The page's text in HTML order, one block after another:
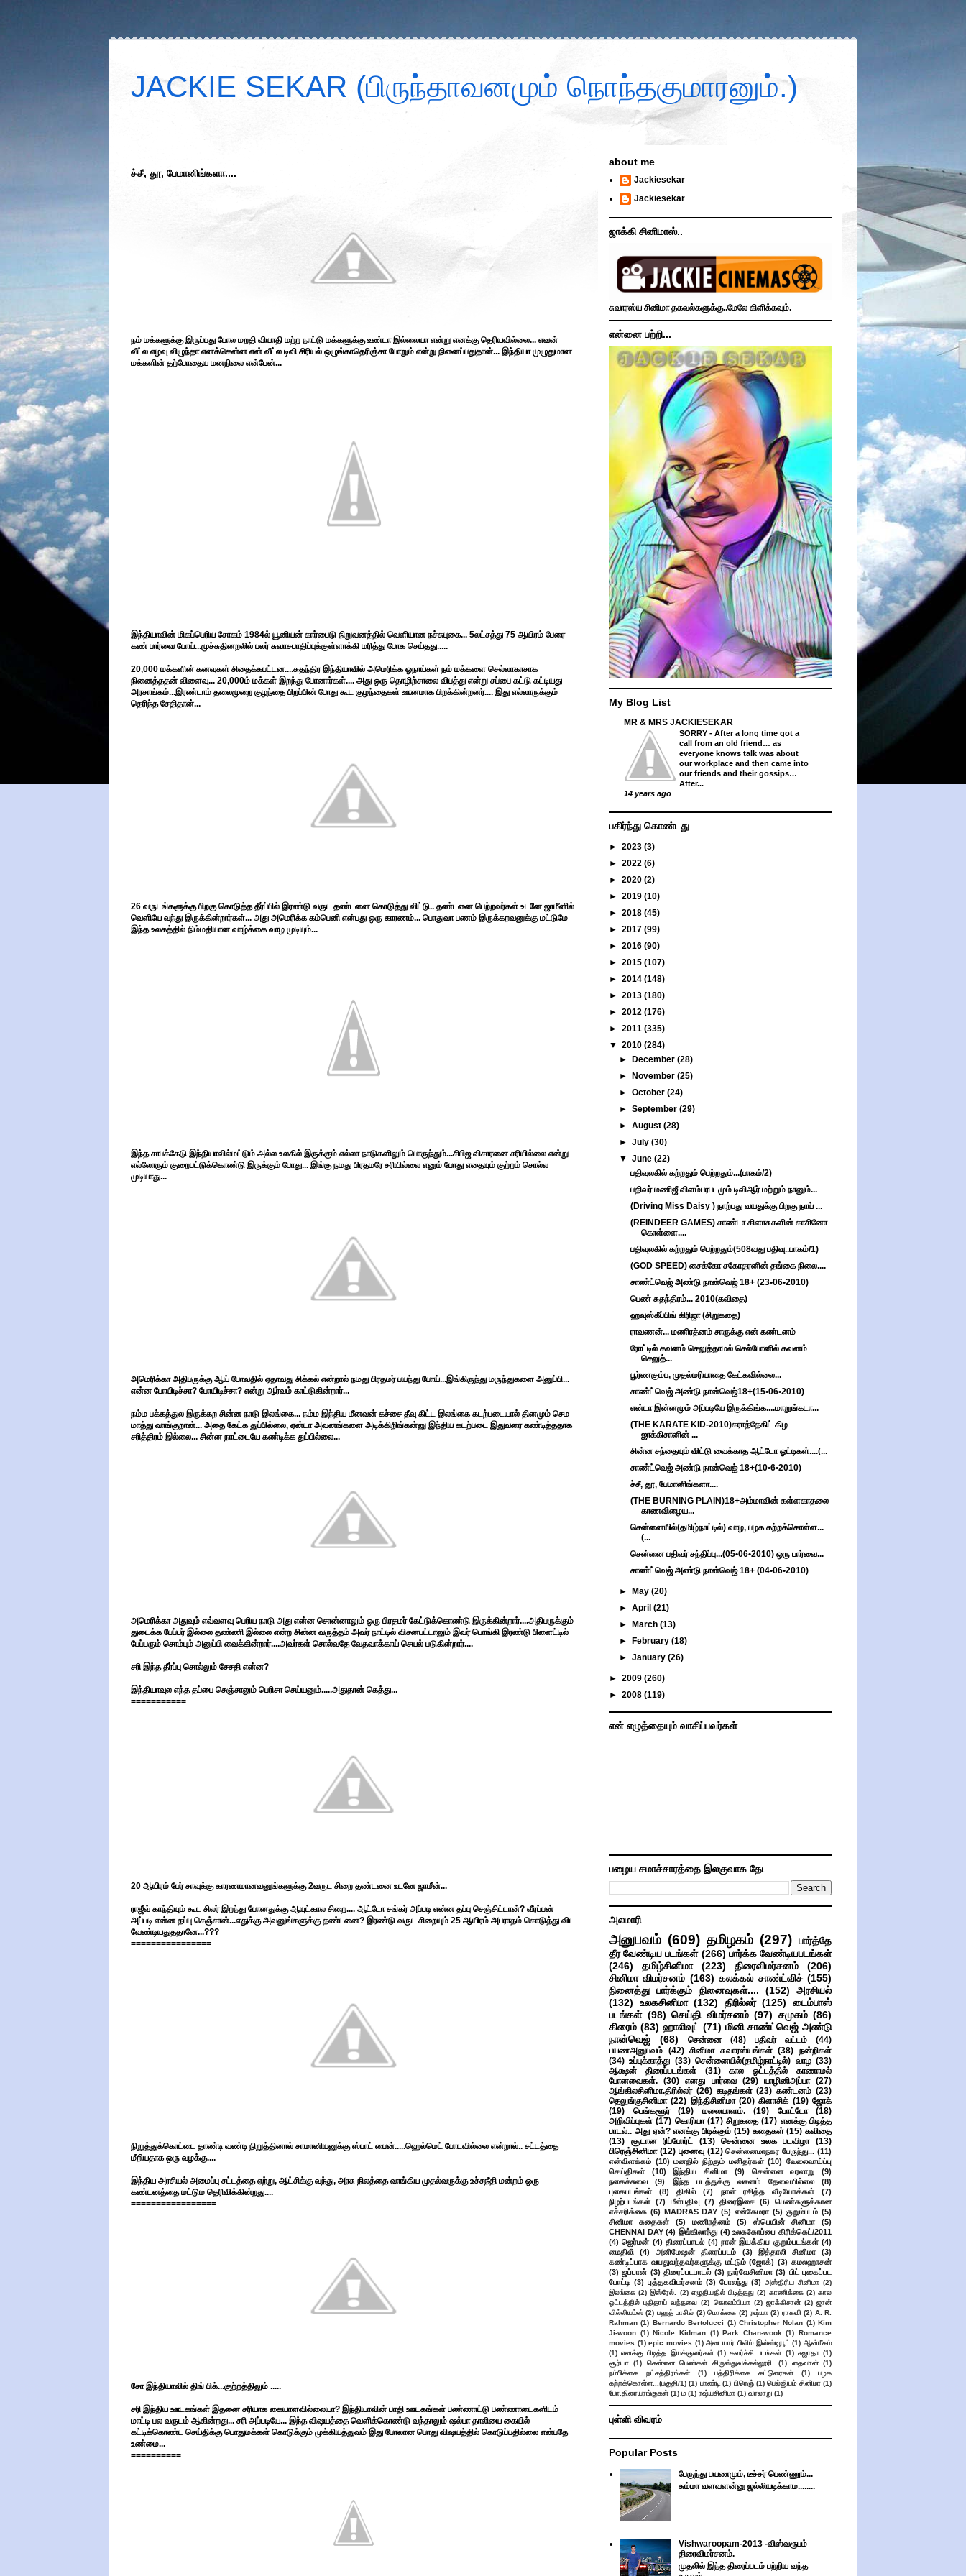
JACKIE SEKAR (பிருந்தாவனமும் நொந்தகுமாரனும்.)
ச்சீ, தூ, பேமானிங்களா....
நம் மக்களுக்கு இருப்பது போல மறதி வியாதி மற்ற நாட்டு மக்களுக்கு உண்டா இல்லையா என்று எனக்கு தெரியவில்லை... எவன்
வீட்ல எழவு விழுந்தா எனக்கென்ன என் வீட்ல டிவி சிரியல் ஒழுங்காதெரிஞ்சா போறும் என்று நினைப்பதுதான்... இந்தியா முழுதுமான
மக்களின் தற்போதைய மனநிலை என்பேன்...
இந்தியாவின் மிகப்பெரிய சோகம் 1984ல் யூனியன் கார்பைடு நிறுவனத்தில் வெளியான நச்சுபுகை... 5லட்சத்து 75 ஆயிரம் பேரை
கண் பார்வை போய்...முச்சுதினறலில் பலர் சுவாசபாதிப்புக்குள்ளாக்கி மரித்து போக செய்தது.....
20,000 மக்களின் கனவுகள் சிதைக்கபட்டன....சுதந்திர இந்தியாவில் அமெரிக்க ஓநாய்கள் நம் மக்களை செல்லாகாசாக
நினைத்ததன் விளைவு... 20,000ம் மக்கள் இறந்து போனார்கள்.... அது ஒரு தொழிற்சாலை விபத்து என்று சப்பை கட்டு கட்டியது
அரசாங்கம்...இரண்டாம் தலைமுறை குழந்தை பிறப்பின் போது கூட குழந்தைகள் ஊனமாக பிறக்கின்றனர்.... இது எல்லாருக்கும்
தெரிந்த சேதிதான்...
26 வருடங்களுக்கு பிறகு கொடுத்த தீர்ப்பில் இரண்டு வருட தண்டனை கொடுத்து விட்டு.. தண்டனை பெற்றவர்கள் உடனே ஜாமீனில்
வெளியே வந்து இருக்கின்றார்கள்... அது அமெரிக்க கம்பெனி என்பது ஒரு காரணம்... பொதுவா பணம் இருக்கறவனுக்கு மட்டுமே
இந்த உலகத்தில் நிம்மதியான வாழ்க்கை வாழ முடியும்...
இந்த சாபக்கேடு இந்தியாவில்மட்டும் அல்ல உலகில் இருக்கும் எல்லா நாடுகளிலும் பொருந்தும்...சிபிஜ விசாரனை சரியில்லை என்று
எல்லோரும் குறைபட்டுக்கொண்டு இருக்கும் போது... இங்கு நமது பிரதமரே சரியில்லை எனும் போது எதையும் குற்றம் சொல்ல
முடியாது...
அமெரிக்கா அதிபருக்கு ஆய் போவதில் ஏதாவது சிக்கல் என்றால் நமது பிரதமர் பயந்து போய்...இங்கிருந்து மருந்துகளை அனுப்பி...
என்ன போயிடிச்சா? போயிடிச்சா? என்று ஆர்வம் காட்டுகின்றார்...
நம்ம பக்கத்துல இருக்கற சின்ன நாடு இலங்கை... நம்ம இந்திய மீனவன் கச்சை தீவு கிட்ட இலங்கை கடற்படையால் தினமும் செம
மாத்து வாங்குறான்... அதை கேட்க துப்பில்லை, ஏன்டா அவனங்களை அடிக்கிறிங்கன்னு இந்திய கடற்படை இதுவரை கண்டித்ததாக
சரித்திரம் இல்லை... சின்ன நாட்டையே கண்டிக்க துப்பில்லை...
அமெரிக்கா அதுவும் எவ்வளவு பெரிய நாடு அது என்ன சொன்னாலும் ஒரு பிரதமர் கேட்டுக்கொண்டு இருக்கின்றார்....அதிபருக்கும்
துடைக்க பேப்பர் இல்லை தண்ணி இல்லை என்ற சின்ன வருத்தம் அவர் நாட்டில் விசனபட்டாலும் இவர் பொங்கி இரண்டு பிளைட்டில்
பேப்பரும் சொம்பும் அனுப்பி வைக்கின்றார்....அவர்கள் சொல்வதே வேதவாக்காய் செயல் படுகின்றார்....
சரி இந்த தீர்ப்பு சொல்லும் சேசதி என்ன?
இந்தியாவுல எந்த தப்பை செஞ்சாலும் பெரிசா செய்யனும்.....அதுதான் கெத்து...
===========
20 ஆயிரம் பேர் சாவுக்கு காரணமானவனுங்களுக்கு 2வருட சிறை தண்டனை உடனே ஜாமீன்...
ராஜீவ் காந்தியும் கூட சிலர் இறந்து போனதுக்கு ஆயுட்கால சிறை.... ஆட்டோ சங்கர் அப்படி என்ன தப்பு செஞ்சிட்டான்? வீரப்பன்
அப்படி என்ன தப்பு செஞ்சான்...எதுக்கு அவனுங்களுக்கு தண்டனை? இரண்டு வருட சிறையும் 25 ஆயிரம் அபராதம் கொடுத்து விட
வேண்டியதுததானே...???
================
நிறுத்துக்கொட்டை தாண்டி வண்டி நிறுத்தினால் சாமானியனுக்கு ஸ்பாட் பைன்.....ஹெல்மெட் போடவில்லை என்றால்.. சட்டத்தை
மீறியதாக ஒரு வழக்கு....
இந்திய அரசியல் அமைப்பு சட்டத்தை ஏற்று, ஆட்சிக்கு வந்து, அரசு நிலத்தை வாங்கிய முதல்வருக்கு உச்சநீதி மன்றம் ஒரு
கண்டனத்தை மட்டும தெரிவிக்கின்றது....
=================
சோ இந்தியாவில் திங் பிக்...குற்றத்திலும் .....
சரி இந்திய ஊடகங்கள் இதனை சரியாக கையாளவில்லையா? இந்தியாவின் பாதி ஊடகங்கள் பண்ணாட்டு பண்ணாடைகளிடம்
மாட்டி பல வருடம் ஆகின்றது... சரி அப்படியே... இந்த விஷயத்தை வெளிக்கொண்டு வந்தாலும் ஷல்பா தாலியை கையில்
கட்டிக்கொண்ட செய்திக்கு பொதுமக்கள் கொடுக்கும் முக்கியத்துவம் இது போலான பொது விஷயத்தில் கொடுப்பதில்லை என்பதே
உண்மை...
==========
about me
Jackiesekar
Jackiesekar
ஜாக்கி சினிமாஸ்..
சுவாரஸ்ய சினிமா தகவல்களுக்கு..மேலே கிளிக்கவும்.
என்னை பற்றி...
My Blog List
MR & MRS JACKIESEKAR
SORRY - After a long time got a
call from an old friend… as
everyone knows talk was about
our workplace and then came into
our friends and their gossips…
After...
14 years ago
பகிர்ந்து கொண்டது
► 2023 (3)
► 2022 (6)
► 2020 (2)
► 2019 (10)
► 2018 (45)
► 2017 (99)
► 2016 (90)
► 2015 (107)
► 2014 (148)
► 2013 (180)
► 2012 (176)
► 2011 (335)
▼ 2010 (284)
►
December(28)
►
November(25)
►October(24)
►September(29)
►August(28)
►July(30)
▼June(22)
பதிவுலகில் கற்றதும் பெற்றதும்...(பாகம்/2)
பதிவர் மணிஜீ விளம்பரபடமும் டிவிஆர் மற்றும் நானும்...
(Driving Miss Daisy ) நாற்பது வயதுக்கு பிறகு நாய் ...
(REINDEER GAMES) சாண்டா கிளாசுகளின் காசினோ
கொள்ளை....
பதிவுலகில் கற்றதும் பெற்றதும்(508வது பதிவு..பாகம்/1)
(GOD SPEED) சைக்கோ சகோதரனின் தங்கை நிலை....
சாண்ட்வெஜ் அண்டு நான்வெஜ் 18+ (23•06•2010)
பெண் சுதந்திரம்... 2010(கவிதை)
ஹவுஸ்கீப்பிங் கிரிஜா (சிறுகதை)
ராவணன்... மணிரத்னம் சாருக்கு என் கண்டனம்
ரோட்டில் கவனம் செலுத்தாமல் செல்போனில் கவனம்
செலுத்...
பூர்ணகும்ப, முதல்மரியாதை கேட்கவில்லை...
சாண்ட்வெஜ் அண்டு நான்வெஜ்18+(15•06•2010)
என்டா இன்னமும் அப்படியே இருக்கிங்க....மாறுங்கடா...
(THE KARATE KID-2010)கராத்தேகிட் கிழ
ஜாக்கிசானின் ...
சின்ன சந்தையும் விட்டு வைக்காத ஆட்டோ ஓட்டிகள்....(...
சாண்ட்வெஜ் அண்டு நான்வெஜ் 18+(10•6•2010)
ச்சீ, தூ, பேமானிங்களா....
(THE BURNING PLAIN)18+அம்மாவின் கள்ளகாதலை
காணவிழைய...
சென்னையில்(தமிழ்நாட்டில்) வாழ, பழக கற்றக்கொள்ள...
(...
சென்னை பதிவர் சந்திப்பு...(05•06•2010) ஒரு பார்வை...
சாண்ட்வெஜ் அண்டு நான்வெஜ் 18+ (04•06•2010)
► May(20)
►April(21)
►
March(13)
►
February(18)
►January(26)
► 2009 (260)
► 2008 (119)
என் எழுத்தையும் வாசிப்பவர்கள்
பழைய சமாச்சாரத்தை இலகுவாக தேட
அலமாரி
அனுபவம் (609) தமிழகம் (297) பார்த்தே
தீர வேண்டிய படங்கள் (266) பார்க்க வேண்டியபடங்கள்
(246)
தமிழ்சினிமா (223) திரைவிமர்சனம்
(206)
சினிமா விமர்சனம் (163) கலக்கல் சாண்ட்விச் (155)
நினைத்து பார்க்கும் நினைவுகள்....
(152)
அரசியல்
(132)
உலகசினிமா (132) திரில்லர் (125)
டைம்பாஸ்
படங்கள் (98) செய்தி விமர்சனம் (97) சமுகம் (86)
கிரைம் (83) ஹாலிவுட் (71) மினி சாண்ட்வெஜ் அண்டு
நான்வெஜ்
(68) சென்னை (48) பதிவர் வட்டம்
(44)
பயணஅனுபவம் (42) சினிமா சுவாரஸ்யங்கள் (38) நன்றிகள்
(34) உப்புக்காத்து (33) சென்னையில்(தமிழ்நாட்டில்) வாழ (33)
ஆக்ஷன் திரைப்படங்கள்
(31)
கால ஓட்டத்தில் காணாமல்
போனவைகள். (30) எனது பார்வை (29) யாழினிஅப்பா (27)
ஆங்கிலசினிமா.திரில்லர் (26) கடிதங்கள் (23) கண்டனம் (23)
தெலுங்குசினிமா (22) இந்திசினிமா (20) கிளாசிக் (19) ஜோக்
(19)
பெங்களூர் (19) மலையாளம். (19) போட்டோ
(18)
அறிவிப்புகள் (17) கொரியா (17) சிறுகதை (17) எனக்கு பிடித்த
பாடல்.. அது ஏன்? எனக்கு பிடிக்கும் (15) கதைகள் (15) கவிதை
(13)
சூடான ரிப்போர்ட் (13) சென்னை உலக படவிழா
(13)
பிரெஞ்சினிமா (12) புனைவு (12) சென்னைமாநகர பேருந்து... (11)
என்விளக்கம் (10) மனதில் நிற்கும் மனிதர்கள் (10) வேலைவாய்ப்பு
செய்திகள்
(10) இந்திய சினிமா (9) சென்னை வரலாறு
(9)
நகைச்சுவை
(9) இந்த படத்துக்கு வசனம் தேவையில்லை
(8)
புகைபடங்கள்
(8) திகில் (7) நான் ரசித்த வீடியோக்கள்
(7)
நிழற்படங்கள் (7) மீள்பதிவு (7) திரைஇசை (6)
பெண்களுக்கான
எச்சரிக்கை (6) MADRAS DAY (5) என்கேமரா (5) குறும்படம் (5)
சினிமா கதைகள்
(5) மணிரத்னம் (5) ஸ்பெயின் சினிமா
(5)
CHENNAI DAY (4) இங்கிலாந்து (4) உலககோப்பை கிரிக்கெட்/2011
(4) ஜெர்மன் (4) திரைப்பாடல் (4) நான் இயக்கிய குறும்படங்கள் (4)
மைதிலி
(4) அனிமேஷன் திரைப்படம் (3) இத்தாலி சினிமா
(3)
கண்டிப்பாக வயதுவந்தவர்களுக்கு மட்டும் (ஜோக்) (3) கமலஹாசன்
(3) ஜப்பான் (3) திரைப்படபாடல் (3) நார்வேசினிமா (3) பிட் புகைப்பட
போட்டி (3) புத்தகவிமர்சனம் (3) போலந்து (3) அஸ்திரிய சினிமா (2)
இலங்கை (2) இஸ்ரேல். (2) எழுதியதில் பிடித்தது (2) காணிக்கை (2) கால
ஓட்டத்தில் புதிதாய் வந்தவை (2) கொலம்பியா (2) ஜாக்கிசான் (2) ஜான்
வில்லியம்ஸ் (2) பஹத் பாசில் (2) மொக்கை (2) ரஷ்யா (2) ராகவி (2) A. R.
Rahman (1) Bernardo Bertolucci (1) Christopher Nolan (1) Kim
Ji-woon (1) Nicole Kidman (1) Park Chan-wook (1) Romance
movies (1) epic movies (1) அடையார் பிலிம் இன்ஸ்டியூட் (1) ஆன்மீகம்
(1) எனக்கு பிடித்த இயக்குனர்கள் (1) கவர்ச்சி படங்கள் (1) சுஜாதா (1)
சூர்யா (1) சென்னை பெண்கள் கிருஸ்துவக்கல்லூரி. (1) தைவான் (1)
நம்பிக்கை நட்சத்திரங்கள்
(1) பத்திரிக்கை கட்டுரைகள் (1)
பழக
கற்றக்கொள்ள...(பகுதி/1) (1) பாண்டி (1) பிரெஞ் (1) பெல்ஜியம் சினிமா (1)
போ.திரையரங்குகள் (1) ம (1) ரஷ்யசினிமா (1) வரலாறு (1)
புள்ளி விவரம்
Popular Posts
பேருந்து பயணமும், டீச்சர் பெண்ணும்...
சும்மா வளவளன்னு ஜல்லியடிக்காம........
Vishwaroopam-2013 -விஸ்வரூபம்
திரைவிமர்சனம்.
முதலில் இந்த திரைப்படம் பற்றிய வந்த